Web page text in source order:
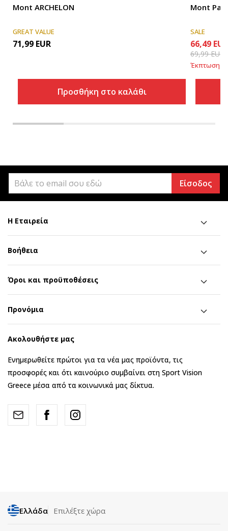
Mont ARCHELON
GREAT VALUE
71,99 EUR
Προσθήκη στο καλάθι
Mont
SALE
66,49 EUR
69,99EUR
Έκπτωση
Είσοδος
Η Εταιρεία
Βοήθεια
Όροι και προϋποθέσεις
Προνόμια
Ακολουθήστε μας
Ενημερωθείτε πρώτοι για τα νέα μας προϊόντα, τις
προσφορές και ότι καινούριο συμβαίνει στη Sport Vision
Greece μέσα από τα κοινωνικά μας δίκτυα.
Ελλάδα Επιλέξτε χώρα